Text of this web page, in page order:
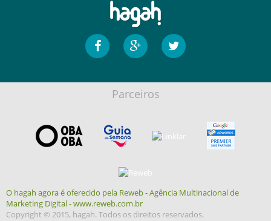
Parceiros
O hagah agora é oferecido pela Reweb - Agência Multinacional de
Marketing Digital - www.reweb.com.br
Copyright © 2015, hagah. Todos os direitos reservados.